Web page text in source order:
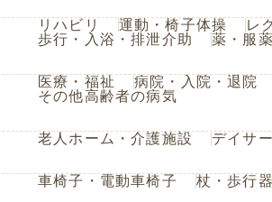
リハビリ 運動・椅子体操 レ
歩行・入浴・排泄介助
薬・服薬
医療・福祉 病院・入院・退院
その他高齢者の病気
老人ホーム・介護施設 デイサ
車椅子・電動車椅子 杖・歩行